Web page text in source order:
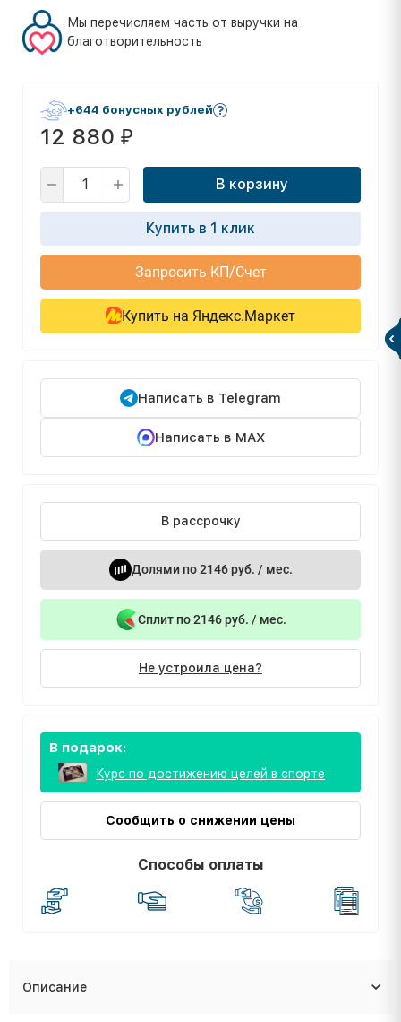
Мы перечисляем часть от выручки на
благотворительность
+644 бонусных рублей
12 880 ₽
В корзину
Купить в 1 клик
Запросить КП/Счет
Купить на Яндекс.Маркет
Написать в Telegram
Написать в MAX
В рассрочку
Долями по 2146 руб. / мес.
Сплит по 2146 руб. / мес.
Не устроила цена?
В подарок:
Курс по достижению целей в спорте
Сообщить о снижении цены
Способы оплаты
Описание